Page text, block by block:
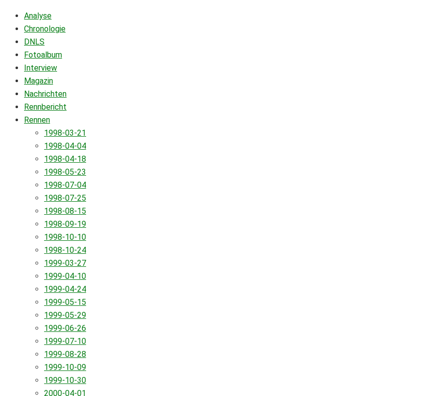
Analyse
Chronologie
DNLS
Fotoalbum
Interview
Magazin
Nachrichten
Rennbericht
Rennen
1998-03-21
1998-04-04
1998-04-18
1998-05-23
1998-07-04
1998-07-25
1998-08-15
1998-09-19
1998-10-10
1998-10-24
1999-03-27
1999-04-10
1999-04-24
1999-05-15
1999-05-29
1999-06-26
1999-07-10
1999-08-28
1999-10-09
1999-10-30
2000-04-01